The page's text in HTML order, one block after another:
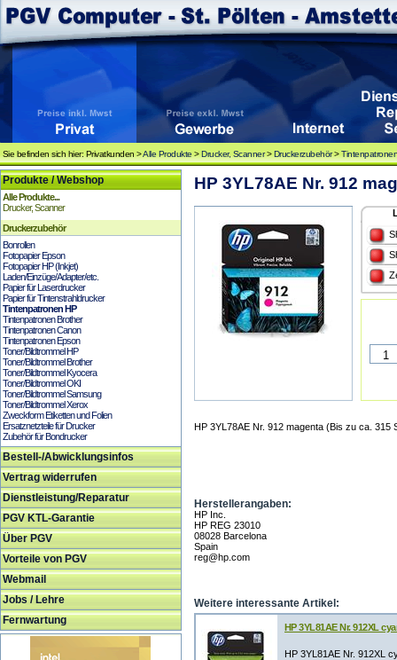
Sie befinden sich hier: Privatkunden >Alle Produkte >Drucker, Scanner>Druckerzubehör>
Produkte / Webshop
Alle Produkte...
Drucker, Scanner
Druckerzubehör
Bonrollen
Fotopapier Epson
Fotopapier HP (Inkjet)
Laden/Einzüge/Adapter/etc.
Papier für Laserdrucker
Papier für Tintenstrahldrucker
Tintenpatronen HP
Tintenpatronen Brother
Tintenpatronen Canon
Tintenpatronen Epson
Toner/Bildtrommel HP
Toner/Bildtrommel Brother
Toner/Bildtrommel Kyocera
Toner/Bildtrommel OKI
Toner/Bildtrommel Samsung
Toner/Bildtrommel Xerox
Zweckform Etiketten und Folien
Ersatznetzteile für Drucker
Zubehör für Bondrucker
Bestell-/Abwicklungsinfos
Vertrag widerrufen
Dienstleistung/Reparatur
PGV KTL-Garantie
Über PGV
Vorteile von PGV
Webmail
Jobs / Lehre
Fernwartung
HP 3YL78AE Nr. 912
HP 3YL78AE Nr. 912 magenta (Bis zu ca. 315
Herstellerangaben:
HP Inc.
HP REG 23010
08028 Barcelona
Spain
reg@hp.com
Weitere interessante Artikel:
HP 3YL81AE Nr. 912XL
HP 3YL81AE Nr. 912XL